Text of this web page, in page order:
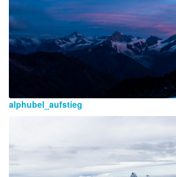
alphubel_aufstieg